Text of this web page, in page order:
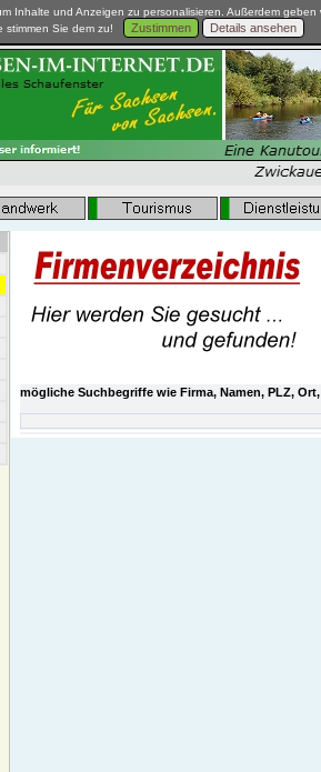
Inhalte und Anzeigen zu personalisieren. Außerdem
stimmen Sie dem zu!
Zustimmen Details ansehen
mögliche Suchbegriffe wie Firma, Namen, PLZ,